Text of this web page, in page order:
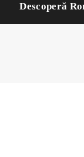
Descoperă